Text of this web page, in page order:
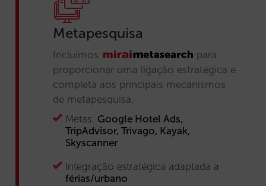
Metapesquisa
Incluímos
para
proporcionar uma ligação estratégica e
completa aos principais mecanismos
de metapesquisa.
Metas: Google Hotel Ads,
TripAdvisor, Trivago, Kayak,
Skyscanner
Integração estratégica adaptada a
férias/urbano